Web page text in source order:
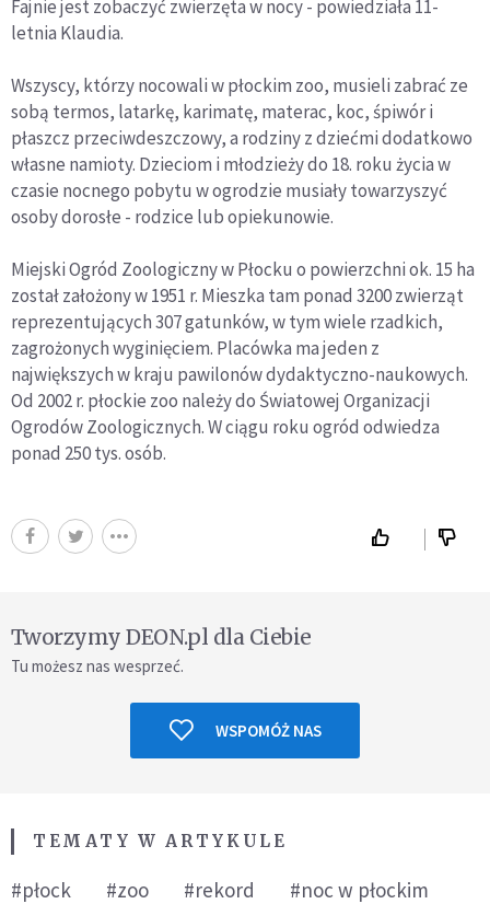
Fajnie jest zobaczyć zwierzęta w nocy - powiedziała 11-
letnia Klaudia.
Wszyscy, którzy nocowali w płockim zoo, musieli zabrać ze
sobą termos, latarkę, karimatę, materac, koc, śpiwór i
płaszcz przeciwdeszczowy, a rodziny z dziećmi dodatkowo
własne namioty. Dzieciom i młodzieży do 18. roku życia w
czasie nocnego pobytu w ogrodzie musiały towarzyszyć
osoby dorosłe - rodzice lub opiekunowie.
Miejski Ogród Zoologiczny w Płocku o powierzchni ok. 15 ha
został założony w 1951 r. Mieszka tam ponad 3200 zwierząt
reprezentujących 307 gatunków, w tym wiele rzadkich,
zagrożonych wyginięciem. Placówka ma jeden z
największych w kraju pawilonów dydaktyczno-naukowych.
Od 2002 r. płockie zoo należy do Światowej Organizacji
Ogrodów Zoologicznych. W ciągu roku ogród odwiedza
ponad 250 tys. osób.
Tworzymy DEON.pl dla Ciebie
Tu możesz nas wesprzeć.
WSPOMÓŻ NAS
TEMATY W ARTYKULE
#płock #zoo #rekord
#noc w płockim